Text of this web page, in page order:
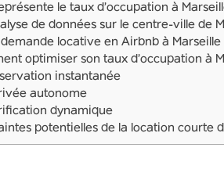
le taux d’occupation à
de données sur le centre-ville de
demande locative en Airbnb à Marseille
optimiser son taux d’occupation à
instantanée
autonome
dynamique
potentielles de la location courte